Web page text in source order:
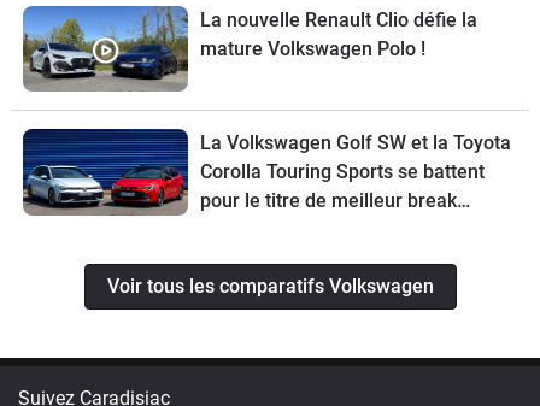
La nouvelle Renault Clio défie la
mature Volkswagen Polo !
La Volkswagen Golf SW et la Toyota
Corolla Touring Sports se battent
pour le titre de meilleur break
Voir tous les comparatifs Volkswagen
Suivez Caradisiac